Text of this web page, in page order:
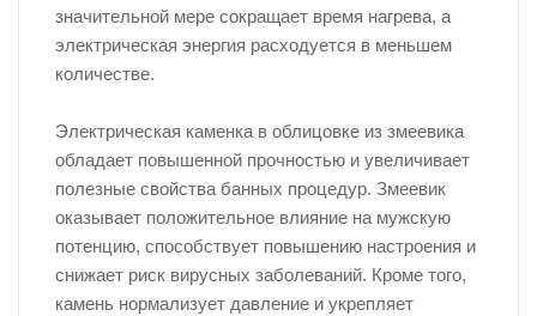
значительной мере сокращает время нагрева, а
электрическая энергия расходуется в меньшем
количестве.
Электрическая каменка в облицовке из змеевика
обладает повышенной прочностью и увеличивает
полезные свойства банных процедур. Змеевик
оказывает положительное влияние на мужскую
потенцию, способствует повышению настроения и
снижает риск вирусных заболеваний. Кроме того,
камень нормализует давление и укрепляет